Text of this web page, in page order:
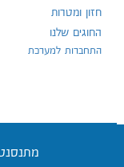
חזון ומטרות
החוגים שלנו
התחברות למערכת
מתנסנט